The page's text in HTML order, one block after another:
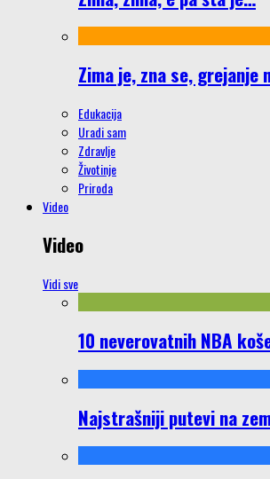
Zima je, zna se, grejanje
Edukacija
Uradi sam
Zdravlje
Životinje
Priroda
Video
Video
Vidi sve
10 neverovatnih NBA
Najstrašniji putevi na